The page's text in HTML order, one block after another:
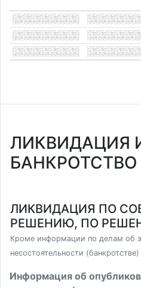
ЛИКВИДАЦИЯ
БАНКРОТСТВО
ЛИКВИДАЦИЯ ПО
РЕШЕНИЮ, ПО
Кроме информации по делам об
несостоятельности (банкротстве)
Информация об